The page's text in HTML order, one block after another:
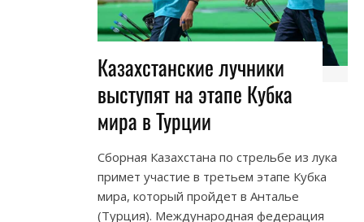
Казахстанские лучники
выступят на этапе Кубка
мира в Турции
Сборная Казахстана по стрельбе из лука
примет участие в третьем этапе Кубка
мира, который пройдет в Анталье
(Турция). Международная федерация